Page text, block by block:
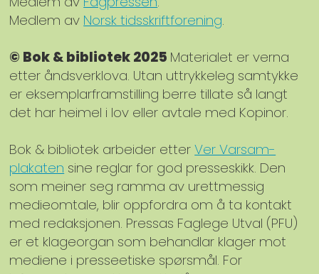
Medlem av Norsk tidsskriftforening.
© Bok & bibliotek 2025 Materialet er verna
etter åndsverklova. Utan uttrykkeleg samtykke
er eksemplarframstilling berre tillate så langt
det har heimel i lov eller avtale med Kopinor.
Bok & bibliotek arbeider etterVer Varsam-
plakaten sine reglar for god presseskikk. Den
som meiner seg ramma av urettmessig
medieomtale, blir oppfordra om å ta kontakt
med redaksjonen. Pressas Faglege Utval (PFU)
er et klageorgan som behandlar klager mot
mediene i presseetiske spørsmål. For